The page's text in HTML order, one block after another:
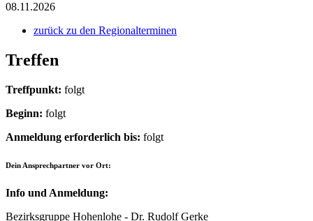
08.11.2026
zurück zu den Regionalterminen
Treffen
Treffpunkt: folgt
Beginn: folgt
Anmeldung erforderlich bis: folgt
Dein Ansprechpartner vor Ort:
Info und Anmeldung:
Bezirksgruppe Hohenlohe - Dr. Rudolf Gerke